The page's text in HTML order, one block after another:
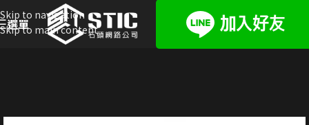
Skip to navigation
Skip to main content
選單